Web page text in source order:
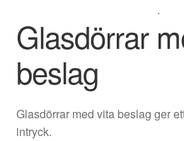
Beslag rostfritt/mässing/svart
Entrétak
Glasdörrar
Kompletta ledstänger
Glasdörrar
beslag
Glasdörrar med vita beslag ger
intryck.
.